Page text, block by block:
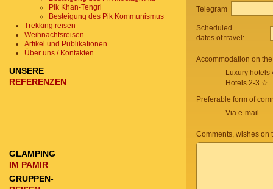
Telegram
Scheduled
dates of travel:
Accommodation on
Luxury
Hotels 2-3 ☆
Preferable form of
Via e-mail
Comments, wishes on
Pik Khan-Tengri
Besteigung des Pik Kommunismus
Trekking reisen
Weihnachtsreisen
Artikel und Publikationen
Über uns / Kontakten
UNSERE
REFERENZEN
GLAMPING
IM PAMIR
GRUPPEN-